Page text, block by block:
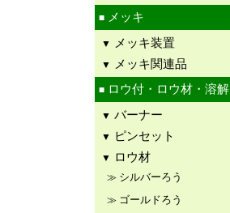
メッキ
メッキ装置
メッキ関連品
ロウ付・ロウ材・溶解
バーナー
ピンセット
ロウ材
シルバーろう
ゴールドろう